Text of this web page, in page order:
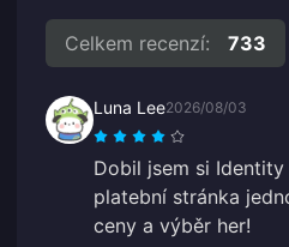
Celkem recenzí: 733
Luna Lee2026/08/03
Dobil jsem si
platební stránka
ceny a výběr her!